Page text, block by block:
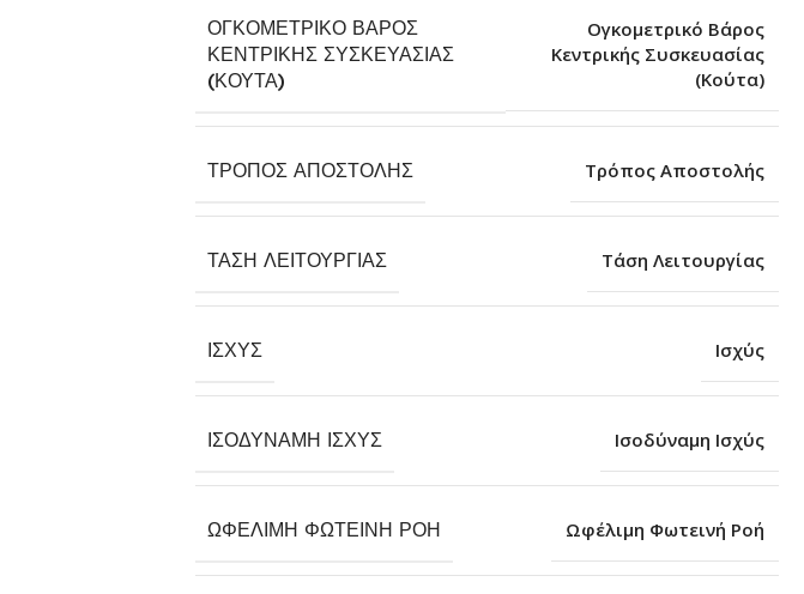
ΟΓΚΟΜΕΤΡΙΚΌ ΒΆΡΟΣ
ΚΕΝΤΡΙΚΉΣ ΣΥΣΚΕΥΑΣΊΑΣ
(ΚΟΎΤΑ)
Ογκομετρικό Βάρος
Κεντρικής Συσκευασίας
(Κούτα)
ΤΡΌΠΟΣ ΑΠΟΣΤΟΛΉΣ Τρόπος Αποστολής
ΤΆΣΗ ΛΕΙΤΟΥΡΓΊΑΣ Τάση Λειτουργίας
ΙΣΧΎΣ Ισχύς
ΙΣΟΔΎΝΑΜΗ ΙΣΧΎΣ Ισοδύναμη Ισχύς
ΩΦΈΛΙΜΗ ΦΩΤΕΙΝΉ ΡΟΉ Ωφέλιμη Φωτεινή Ροή